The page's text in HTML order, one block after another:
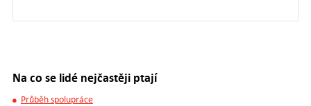
Na co se lidé nejčastěji ptají
Průběh spolupráce